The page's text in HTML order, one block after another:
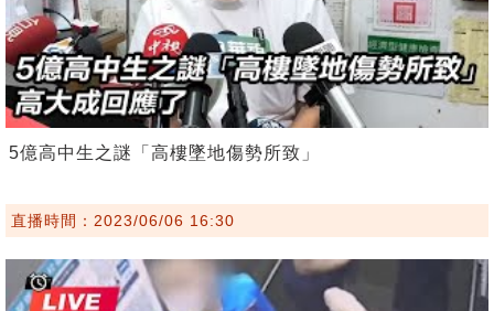
5億高中生之謎「高樓墜地傷勢所致」
直播時間：2023/06/06 16:30